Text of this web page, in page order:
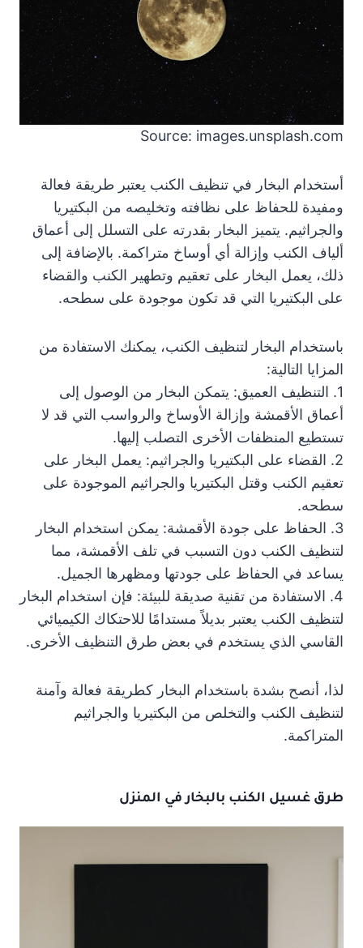
Source: images.unsplash.com
أستخدام البخار في تنظيف الكنب يعتبر طريقة فعالة
ومفيدة للحفاظ على نظافته وتخليصه من البكتيريا
والجراثيم. يتميز البخار بقدرته على التسلل إلى أعماق
ألياف الكنب وإزالة أي أوساخ متراكمة. بالإضافة إلى
ذلك، يعمل البخار على تعقيم وتطهير الكنب والقضاء
على البكتيريا التي قد تكون موجودة على سطحه.
باستخدام البخار لتنظيف الكنب، يمكنك الاستفادة من
المزايا التالية:
1. التنظيف العميق: يتمكن البخار من الوصول إلى
أعماق الأقمشة وإزالة الأوساخ والرواسب التي قد لا
تستطيع المنظفات الأخرى التصلب إليها.
2. القضاء على البكتيريا والجراثيم: يعمل البخار على
تعقيم الكنب وقتل البكتيريا والجراثيم الموجودة على
سطحه.
3. الحفاظ على جودة الأقمشة: يمكن استخدام البخار
لتنظيف الكنب دون التسبب في تلف الأقمشة، مما
يساعد في الحفاظ على جودتها ومظهرها الجميل.
4. الاستفادة من تقنية صديقة للبيئة: فإن استخدام البخار
لتنظيف الكنب يعتبر بديلاً مستدامًا للاحتكاك الكيميائي
القاسي الذي يستخدم في بعض طرق التنظيف الأخرى.
لذا، أنصح بشدة باستخدام البخار كطريقة فعالة وآمنة
لتنظيف الكنب والتخلص من البكتيريا والجراثيم
المتراكمة.
طرق غسيل الكنب بالبخار في المنزل